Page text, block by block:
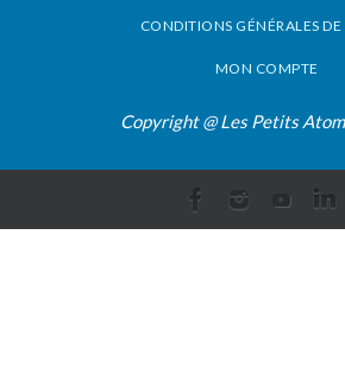
CONDITIONS GÉNÉRALES DE
MON COMPTE
Copyright @ Les Petits